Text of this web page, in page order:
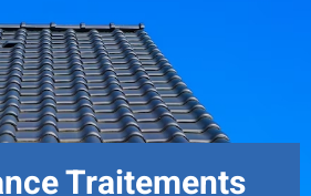
Traitements